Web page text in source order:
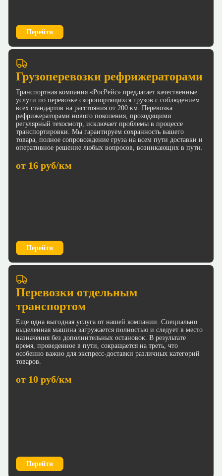
Перейти
Грузоперевозки рефрижераторами
Транспортная компания «РосРейс» предлагает качественные
услуги по перевозке скоропортящихся грузов с соблюдением
всех стандартов на расстояния от 200 км. Перевозка
рефрижераторами нового поколения, проходящими
регулярный техосмотр, исключает проблемы в процессе
транспортировки. Мы гарантируем сохранность вашего
товара, полное сопровождение груза на всем пути доставки и
оперативное решение любых вопросов, возникающих в пути.
от 16 руб/км
Перейти
Перевозки отдельным
транспортом
Еще одна выгодная услуга от нашей компании. Специально
выделенная машина загружается полностью и следует в место
назначения без дополнительных остановок. В результате
время, проведенное в пути, сокращается на треть, что
особенно важно для экспресс-доставки различных категорий
товаров.
от 10 руб/км
Перейти